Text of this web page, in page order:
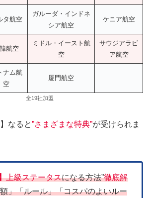
タ航空
ガルーダ・インドネ
シア航空
ケニア航空
航空
ミドル・イースト航
空
サウジアラビ
ア航空
ナム航
空
厦門航空
全19社加盟
なると”さまざまな特典”が受けられま
上級ステータスになる方法”徹底解
」「ルール」「コスパのよいルー